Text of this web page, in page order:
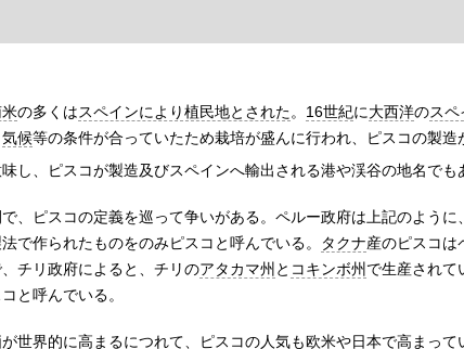
の多くはスペインにより植民地とされた。 16世紀に大西洋のスペ
気候等の条件が合っていたため栽培が盛んに行われ、ピスコの製
味し、ピスコが製造及びスペインへ輸出される港や渓谷の地名でも
、ピスコの定義を巡って争いがある。ペルー政府は上記のよう
で作られたものをのみピスコと呼んでいる。
タクナ産のピスコは
チリ政府によると、チリのアタカマ州と コキンボ州で生産されて
と呼んでいる。
世界的に高まるにつれて、ピスコの人気も欧米や日本で高まっ